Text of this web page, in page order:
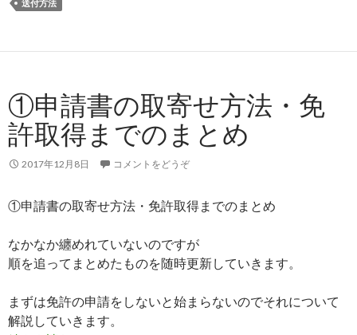
送付方法
①申請書の取寄せ方法・免
許取得までのまとめ
2017年12月8日 コメントをどうぞ
①申請書の取寄せ方法・免許取得までのまとめ
なかなか纏めれていないのですが
順を追ってまとめたものを随時更新していきます。
まずは免許の申請をしないと始まらないのでそれについて
解説していきます。